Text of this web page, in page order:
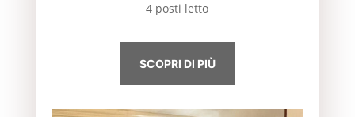
4 posti letto
SCOPRI DI PIÙ